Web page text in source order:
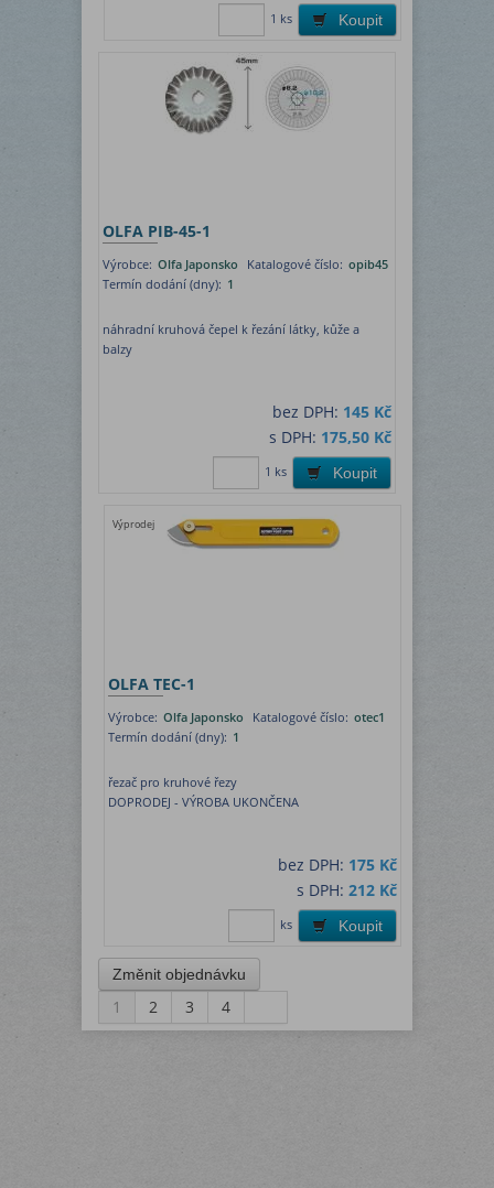
Koupit
1 ks
OLFA PIB-45-1
Výrobce: Olfa Japonsko Katalogové číslo: opib45
Termín dodání (dny): 1
náhradní kruhová čepel k řezání látky, kůže a
balzy
bez DPH: 145 Kč
s DPH: 175,50 Kč
Koupit
1 ks
Výprodej
OLFA TEC-1
Výrobce: Olfa Japonsko Katalogové číslo: otec1
Termín dodání (dny): 1
řezač pro kruhové řezy
DOPRODEJ - VÝROBA UKONČENA
bez DPH: 175 Kč
s DPH:212 Kč
Koupit
ks
1 2 3 4